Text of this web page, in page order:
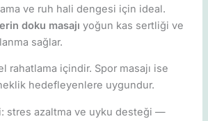
ve ruh hali dengesi için ideal.
doku masajı yoğun kas sertliği ve
sağlar.
rahatlama içindir. Spor masajı ise
hedefleyenlere uygundur.
stres azaltma ve uyku desteği —